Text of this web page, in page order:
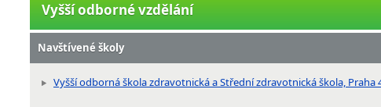
Vyšší odborné vzdělání
Navštívené školy
Vyšší odborná škola zdravotnická a Střední zdravotnická škola, Praha